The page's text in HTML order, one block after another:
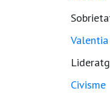
Valentia
Civisme